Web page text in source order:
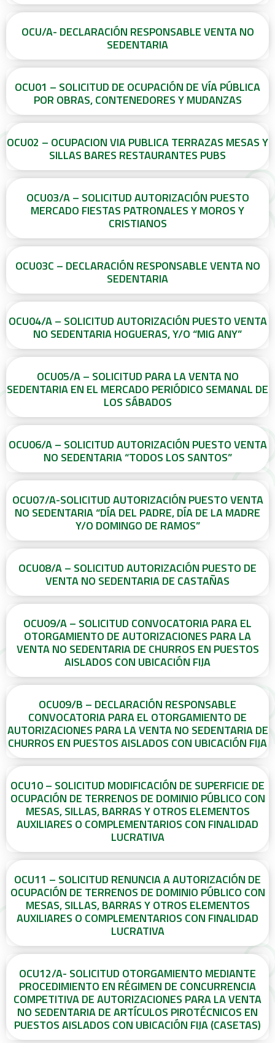
OCU/A- DECLARACIÓN RESPONSABLE VENTA NO
SEDENTARIA
OCU01 – SOLICITUD DE OCUPACIÓN DE VÍA PÚBLICA
POR OBRAS, CONTENEDORES Y MUDANZAS
OCU02 – OCUPACION VIA PUBLICA TERRAZAS MESAS Y
SILLAS BARES RESTAURANTES PUBS
OCU03/A – SOLICITUD AUTORIZACIÓN PUESTO
MERCADO FIESTAS PATRONALES Y MOROS Y
CRISTIANOS
OCU03C – DECLARACIÓN RESPONSABLE VENTA NO
SEDENTARIA
OCU04/A – SOLICITUD AUTORIZACIÓN PUESTO VENTA
NO SEDENTARIA HOGUERAS, Y/O “MIG ANY”
OCU05/A – SOLICITUD PARA LA VENTA NO
SEDENTARIA EN EL MERCADO PERIÓDICO SEMANAL DE
LOS SÁBADOS
OCU06/A – SOLICITUD AUTORIZACIÓN PUESTO VENTA
NO SEDENTARIA “TODOS LOS SANTOS”
OCU07/A-SOLICITUD AUTORIZACIÓN PUESTO VENTA
NO SEDENTARIA “DÍA DEL PADRE, DÍA DE LA MADRE
Y/O DOMINGO DE RAMOS”
OCU08/A – SOLICITUD AUTORIZACIÓN PUESTO DE
VENTA NO SEDENTARIA DE CASTAÑAS
OCU09/A – SOLICITUD CONVOCATORIA PARA EL
OTORGAMIENTO DE AUTORIZACIONES PARA LA
VENTA NO SEDENTARIA DE CHURROS EN PUESTOS
AISLADOS CON UBICACIÓN FIJA
OCU09/B – DECLARACIÓN RESPONSABLE
CONVOCATORIA PARA EL OTORGAMIENTO DE
AUTORIZACIONES PARA LA VENTA NO SEDENTARIA DE
CHURROS EN PUESTOS AISLADOS CON UBICACIÓN FIJA
OCU10 – SOLICITUD MODIFICACIÓN DE SUPERFICIE DE
OCUPACIÓN DE TERRENOS DE DOMINIO PÚBLICO CON
MESAS, SILLAS, BARRAS Y OTROS ELEMENTOS
AUXILIARES O COMPLEMENTARIOS CON FINALIDAD
LUCRATIVA
OCU11 – SOLICITUD RENUNCIA A AUTORIZACIÓN DE
OCUPACIÓN DE TERRENOS DE DOMINIO PÚBLICO CON
MESAS, SILLAS, BARRAS Y OTROS ELEMENTOS
AUXILIARES O COMPLEMENTARIOS CON FINALIDAD
LUCRATIVA
OCU12/A- SOLICITUD OTORGAMIENTO MEDIANTE
PROCEDIMIENTO EN RÉGIMEN DE CONCURRENCIA
COMPETITIVA DE AUTORIZACIONES PARA LA VENTA
NO SEDENTARIA DE ARTÍCULOS PIROTÉCNICOS EN
PUESTOS AISLADOS CON UBICACIÓN FIJA (CASETAS)